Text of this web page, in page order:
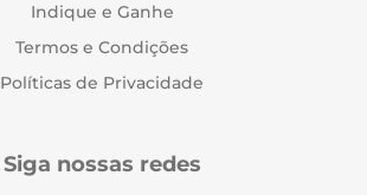
Indique e Ganhe
Termos e Condições
Políticas de Privacidade
Siga nossas redes